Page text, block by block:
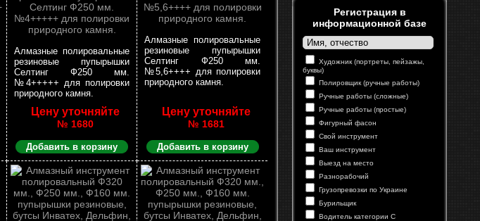
Алмазные полировальные
резиновые пупырышки
Селтинг Ф250 мм.
№4+++++ для полировки
природного камня.
Цену уточняйте
№ 1680
Добавить в корзину
Алмазные полировальные
резиновые пупырышки
Селтинг Ф250 мм.
№5,6++++ для полировки
природного камня.
Цену уточняйте
№ 1681
Добавить в корзину
Регистрация в
информационной базе
Художник (портреты, пейзажы,
буквы)
Полировщик (ручные работы)
Ручные работы (сложные)
Ручные работы (простые)
Фигурный фасон
Свой инструмент
Ваш инструмент
Выезд на место
Разнорабочий
Грузопревозки по Украине
Бурильщик
Водитель категории С